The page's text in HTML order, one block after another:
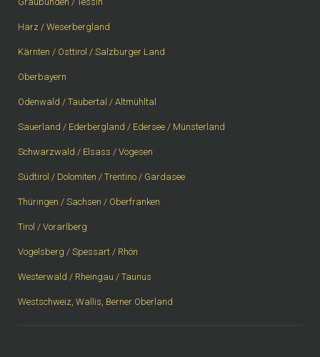
Harz / Weserbergland
Kärnten / Osttirol / Salzburger Land
Oberbayern
Odenwald / Taubertal / Altmühltal
Sauerland / Ederbergland / Edersee / Münsterland
Schwarzwald / Elsass / Vogesen
Südtirol / Dolomiten / Trentino / Gardasee
Thüringen / Sachsen / Oberfranken
Tirol / Vorarlberg
Vogelsberg / Spessart / Rhön
Westerwald / Rheingau / Taunus
Westschweiz, Wallis, Berner Oberland